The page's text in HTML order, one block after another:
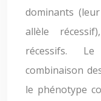
dominants
allèle
récessifs.
combinaison
le phénotype